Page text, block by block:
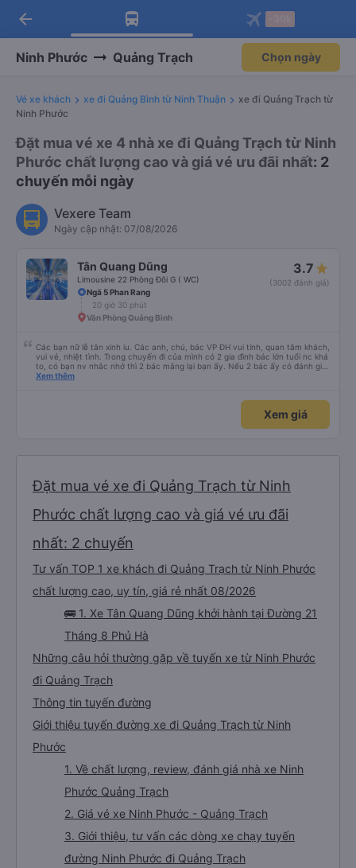
Tải app Vexere ngay!
Nhận ưu đãi thành viên độc
Mở app
Tải app Vexere
-30k/ghế khi đặt vé máy bay qua
Mở app
arrow_back
Ninh Phước Quảng Trạch Chọn ngày
Vé xe khách xe đi Quảng Bình từ Ninh Thuận
xe đi Quảng Trạch từ
Ninh Phước
Đặt mua vé xe 4 nhà xe đi Quảng Trạch từ Ninh
Phước chất lượng cao và giá vé ưu đãi nhất: 2
chuyến mỗi ngày
Vexere Team
Ngày cập nhật: 07/08/2026
Tân Quang Dũng
Limousine 22 Phòng Đôi G ( WC)
3.7
(3002 đánh giá)
Ngã 5 Phan Rang
20 giờ 30 phút
Văn Phòng Quảng Bình
Các bạn nữ lễ tân xinh iu. Các anh, chú, bác VP ĐH vui tính, quan tâm khách,
vui vẻ, nhiệt tình. Trong chuyến đi của mình có 2 gia đình bác lớn tuổi nc khá
to, có bạn nv nhắc nhở thì 2 bác mắng lại bạn ấy. Nếu 2 bác ấy có đánh giá
xấu thì mình ngược lại nha. Bạn ấy nhắc nhở rất đúng. 2 bác nói rất to. To
bạn ấy nha. Nếu bạn ấy bị trừ thì bảo bạn ấy liên hệ sđt của mình, mình hỗ
trợ ạ. Số mình đuôi 666, chuyến ĐH-NT ngày 16/1. À các bạn nữ lễ tân xinh
iu còn đổi cho mình phòng đơn sang đôi xong còn note là (một mình) yêu
Xem thêm
Xem giá
Đặt mua vé xe đi Quảng Trạch từ Ninh
Phước chất lượng cao và giá vé ưu đãi
nhất: 2 chuyến
Tư vấn TOP 1 xe khách đi Quảng Trạch từ Ninh Phước
chất lượng cao, uy tín, giá rẻ nhất 08/2026
🚌 1. Xe Tân Quang Dũng khởi hành tại Đường 21
Tháng 8 Phủ Hà
Những câu hỏi thường gặp về tuyến xe từ Ninh Phước
đi Quảng Trạch
Thông tin tuyến đường
Giới thiệu tuyến đường xe đi Quảng Trạch từ Ninh
Phước
1. Về chất lượng, review, đánh giá nhà xe Ninh
Phước Quảng Trạch
2. Giá vé xe Ninh Phước - Quảng Trạch
3. Giới thiệu, tư vấn các dòng xe chạy tuyến
đường Ninh Phước đi Quảng Trạch